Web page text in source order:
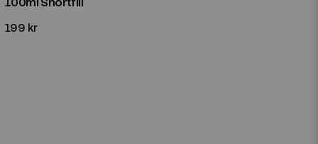
199 kr